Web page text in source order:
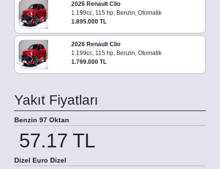
2026 Renault Clio
1.199cc, 115 hp, Benzin, Otomatik
1.895.000 TL
2026 Renault Clio
1.199cc, 115 hp, Benzin, Otomatik
1.799.000 TL
Yakıt Fiyatları
Benzin 97 Oktan
57.17 TL
Dizel Euro Dizel